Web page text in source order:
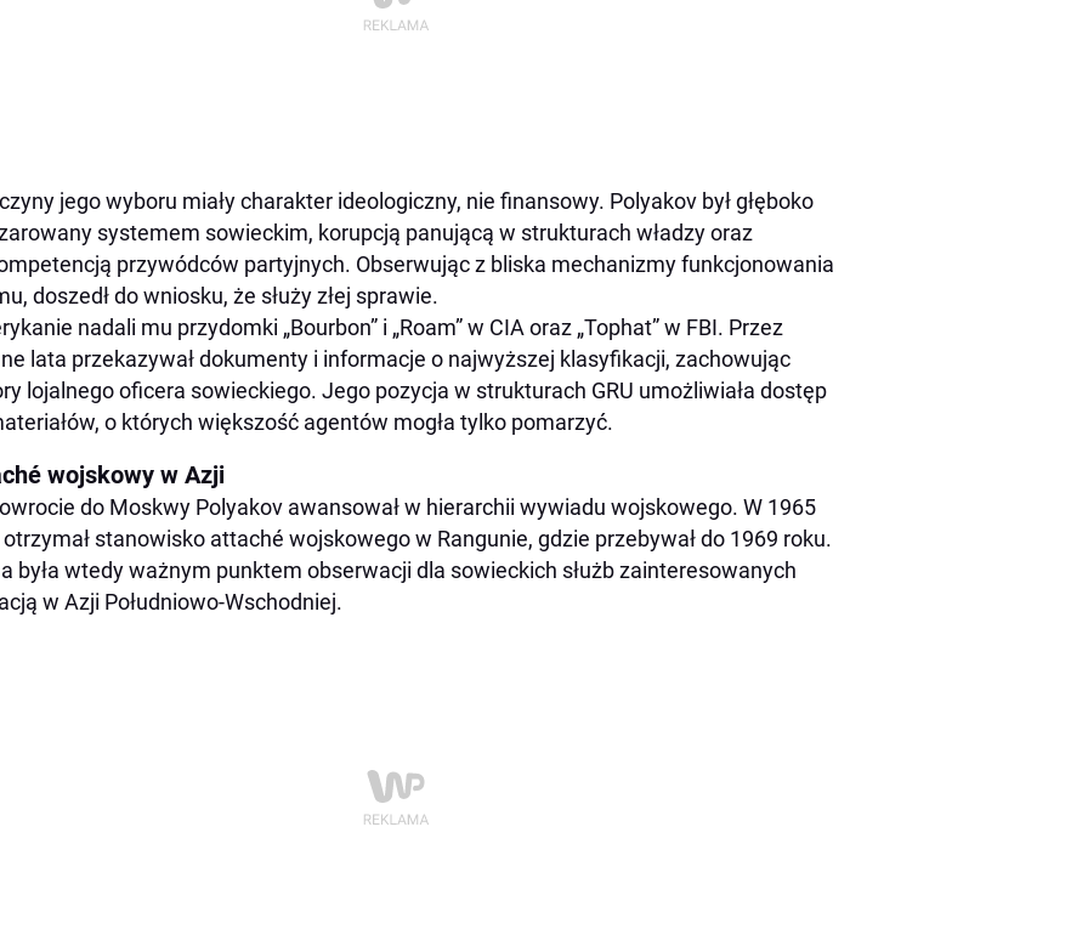
jego wyboru miały charakter ideologiczny, nie finansowy. Polyakov był głęboko
systemem sowieckim, korupcją panującą w strukturach władzy oraz
przywódców partyjnych. Obserwując z bliska mechanizmy funkcjonowania
doszedł do wniosku, że służy złej sprawie.
nadali mu przydomki „Bourbon” i „Roam” w CIA oraz „Tophat” w FBI. Przez
lata przekazywał dokumenty i informacje o najwyższej klasyfikacji, zachowując
lojalnego oficera sowieckiego. Jego pozycja w strukturach GRU umożliwiała dostęp
o których większość agentów mogła tylko pomarzyć.
wojskowy w Azji
do Moskwy Polyakov awansował w hierarchii wywiadu wojskowego. W 1965
stanowisko attaché wojskowego w Rangunie, gdzie przebywał do 1969 roku.
była wtedy ważnym punktem obserwacji dla sowieckich służb zainteresowanych
w Azji Południowo-Wschodniej.